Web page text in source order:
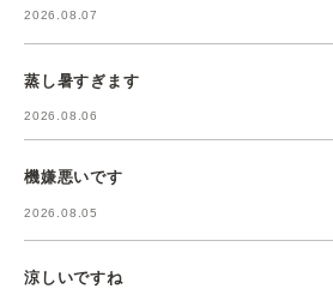
2026.08.07
蒸し暑すぎます
2026.08.06
機嫌悪いです
2026.08.05
涼しいですね